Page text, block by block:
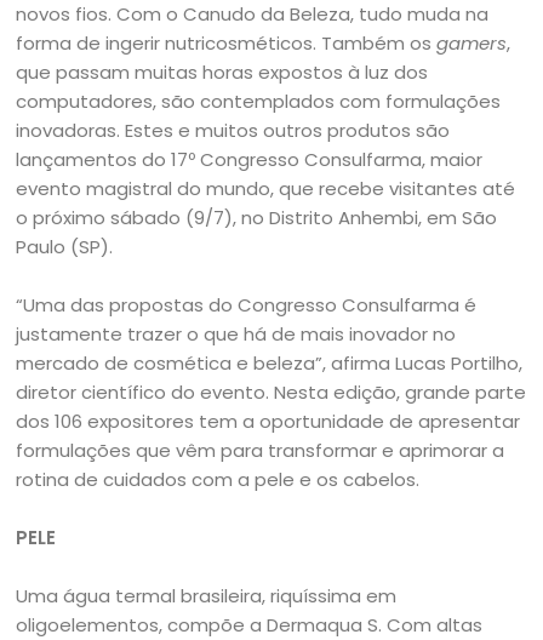
novos fios. Com o Canudo da Beleza, tudo muda na
forma de ingerir nutricosméticos. Também osgamers,
que passam muitas horas expostos à luz dos
computadores, são contemplados com formulações
inovadoras. Estes e muitos outros produtos são
lançamentos do 17º Congresso Consulfarma, maior
evento magistral do mundo, que recebe visitantes até
o próximo sábado (9/7), no Distrito Anhembi, em São
Paulo (SP).
“Uma das propostas do Congresso Consulfarma é
justamente trazer o que há de mais inovador no
mercado de cosmética e beleza”, afirma Lucas Portilho,
diretor científico do evento. Nesta edição, grande parte
dos 106 expositores tem a oportunidade de apresentar
formulações que vêm para transformar e aprimorar a
rotina de cuidados com a pele e os cabelos.
PELE
Uma água termal brasileira, riquíssima em
oligoelementos, compõe a Dermaqua S. Com altas